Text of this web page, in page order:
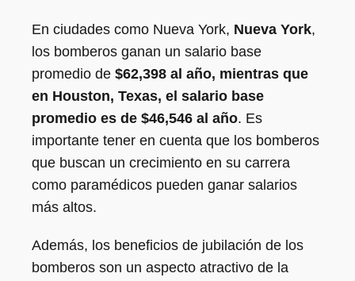
En ciudades como Nueva York, Nueva York,
los bomberos ganan un salario base
promedio de $62,398 al año, mientras que
en Houston, Texas, el salario base
promedio es de $46,546 al año. Es
importante tener en cuenta que los bomberos
que buscan un crecimiento en su carrera
como paramédicos pueden ganar salarios
más altos.
Además, los beneficios de jubilación de los
bomberos son un aspecto atractivo de la